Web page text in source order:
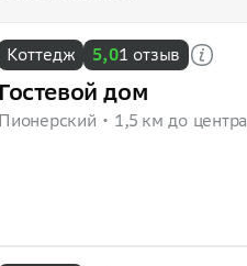
Коттедж 5,01 отзыв
Гостевой дом
Пионерский 1,5 км до центра